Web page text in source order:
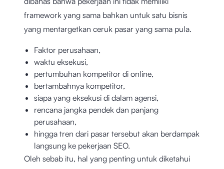
framework yang sama bahkan untuk satu bisnis
yang mentargetkan ceruk pasar yang sama pula.
Faktor perusahaan,
waktu eksekusi,
pertumbuhan kompetitor di online,
bertambahnya kompetitor,
siapa yang eksekusi di dalam agensi,
rencana jangka pendek dan panjang
perusahaan,
hingga tren dari pasar tersebut akan berdampak
langsung ke pekerjaan SEO.
Oleh sebab itu, hal yang penting untuk diketahui